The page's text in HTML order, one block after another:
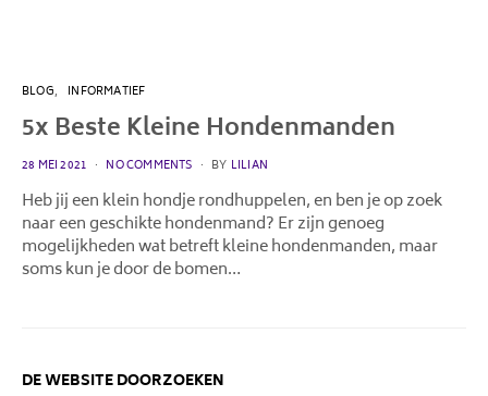
BLOG INFORMATIEF
5x Beste Kleine Hondenmanden
POSTED
28 MEI 2021 NO COMMENTS BY LILIAN
Heb jij een klein hondje rondhuppelen, en ben je op zoek
naar een geschikte hondenmand? Er zijn genoeg
mogelijkheden wat betreft kleine hondenmanden, maar
soms kun je door de bomen…
DE WEBSITE DOORZOEKEN